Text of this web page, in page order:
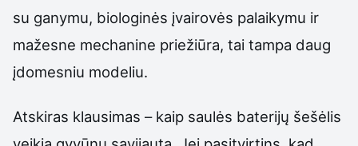
su ganymu, biologinės įvairovės palaikymu ir
mažesne mechanine priežiūra, tai tampa daug
įdomesniu modeliu.
Atskiras klausimas – kaip saulės baterijų šešėlis